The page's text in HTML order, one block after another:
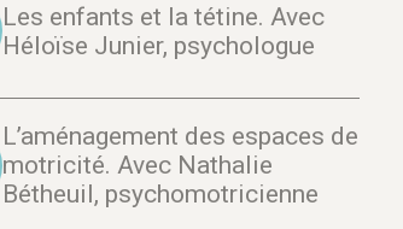
Les enfants et la tétine. Avec
Héloïse Junier, psychologue
L’aménagement des espaces de
motricité. Avec Nathalie
Bétheuil, psychomotricienne